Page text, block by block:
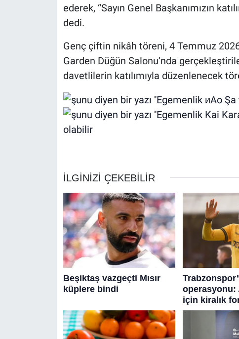
ederek, “Sayın Genel Başkanımızın
dedi.
Genç çiftin nikâh töreni, 4 Temmuz
Garden Düğün Salonu’nda
davetlilerin katılımıyla düzenlenecek